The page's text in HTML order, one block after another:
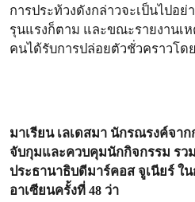
การประท้วงดังกล่าวจะเป็นไปอ
รุนแรงก็ตาม และขณะรายงานเ
คนได้รับการปล่อยตัวชั่วคราวโด
มาเรียน เลเดสมา นักรณรงค์จา
จับกุมและควบคุมนักกิจกรรม รว
ประธานาธิบดีมาร์คอส จูเนียร์ ใ
อาเซียนครั้งที่ 48 ว่า